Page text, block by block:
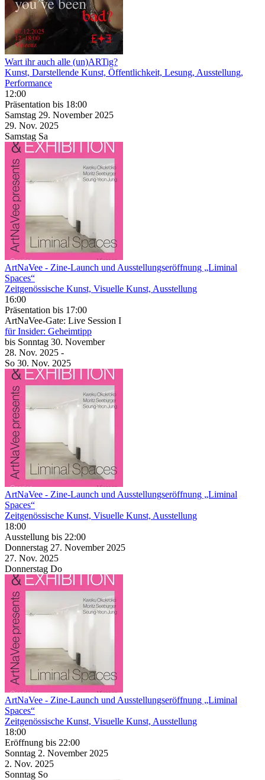
Wart ihr auch alle (un)ARTig?
Kunst, Darstellende Kunst, Öffentlichkeit, Lesung, Ausstellung,
Performance
12:00
Präsentation bis 18:00
Samstag 29. November 2025
29. Nov. 2025
Samstag Sa
ArtNaVee - Zine-Launch und Ausstellungseröffnung „Liminal
Spaces“
Zeitgenössische Kunst, Visuelle Kunst, Ausstellung
16:00
Präsentation bis 17:00
ArtNaVee-Gate: Live Session I
für Insider: Geheimtipp
bis Sonntag 30. November
28. Nov. 2025 -
So 30. Nov. 2025
ArtNaVee - Zine-Launch und Ausstellungseröffnung „Liminal
Spaces“
Zeitgenössische Kunst, Visuelle Kunst, Ausstellung
18:00
Ausstellung bis 22:00
Donnerstag 27. November 2025
27. Nov. 2025
Donnerstag Do
ArtNaVee - Zine-Launch und Ausstellungseröffnung „Liminal
Spaces“
Zeitgenössische Kunst, Visuelle Kunst, Ausstellung
18:00
Eröffnung bis 22:00
Sonntag 2. November 2025
2. Nov. 2025
Sonntag So